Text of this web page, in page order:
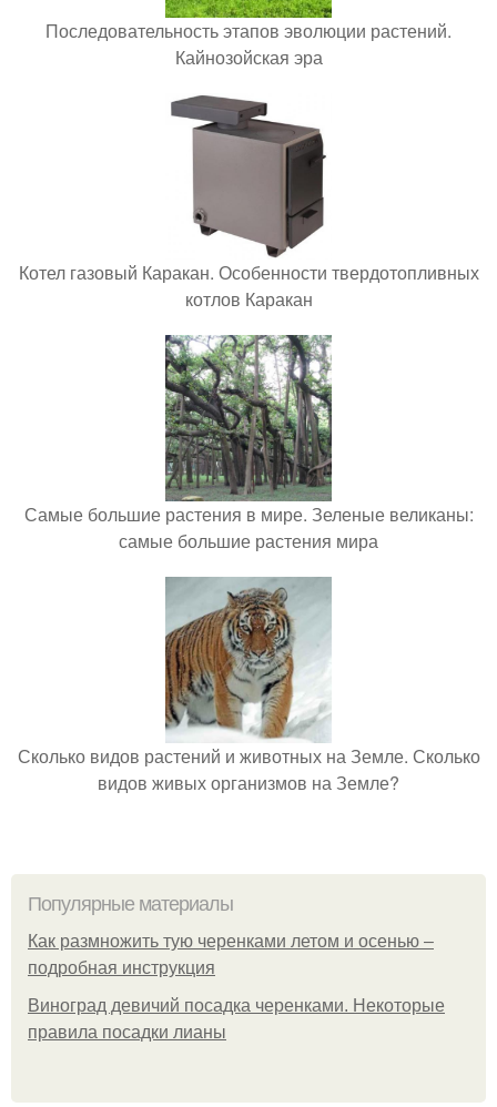
Последовательность этапов эволюции растений.
Кайнозойская эра
Котел газовый Каракан. Особенности твердотопливных
котлов Каракан
Самые большие растения в мире. Зеленые великаны:
самые большие растения мира
Сколько видов растений и животных на Земле. Сколько
видов живых организмов на Земле?
Популярные материалы
Как размножить тую черенками летом и осенью –
подробная инструкция
Виноград девичий посадка черенками. Некоторые
правила посадки лианы